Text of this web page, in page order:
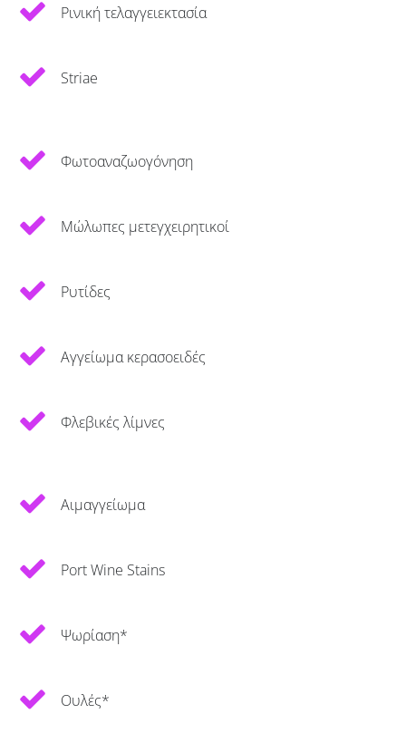
Ρινική τελαγγειεκτασία
Striae
Φωτοαναζωογόνηση
Μώλωπες μετεγχειρητικοί
Ρυτίδες
Αγγείωμα κερασοειδές
Φλεβικές λίμνες
Αιμαγγείωμα
Port Wine Stains
Ψωρίαση*
Ουλές*